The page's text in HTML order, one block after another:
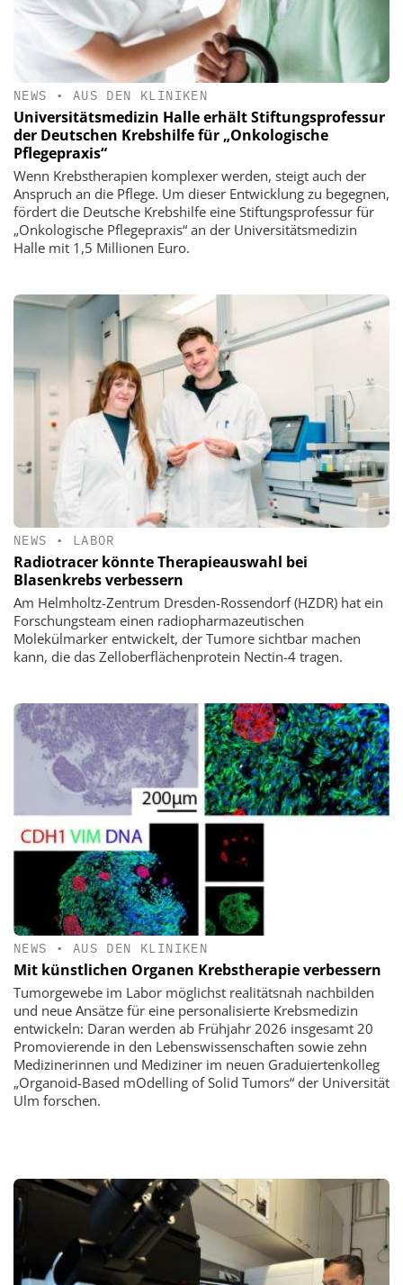
NEWS • AUS DEN KLINIKEN
Universitätsmedizin Halle erhält Stiftungsprofessur
der Deutschen Krebshilfe für „Onkologische
Pflegepraxis“
Wenn Krebstherapien komplexer werden, steigt auch der
Anspruch an die Pflege. Um dieser Entwicklung zu begegnen,
fördert die Deutsche Krebshilfe eine Stiftungsprofessur für
„Onkologische Pflegepraxis“ an der Universitätsmedizin
Halle mit 1,5 Millionen Euro.
NEWS • LABOR
Radiotracer könnte Therapieauswahl bei
Blasenkrebs verbessern
Am Helmholtz-Zentrum Dresden-Rossendorf (HZDR) hat ein
Forschungsteam einen radiopharmazeutischen
Molekülmarker entwickelt, der Tumore sichtbar machen
kann, die das Zelloberflächenprotein Nectin-4 tragen.
NEWS • AUS DEN KLINIKEN
Mit künstlichen Organen Krebstherapie verbessern
Tumorgewebe im Labor möglichst realitätsnah nachbilden
und neue Ansätze für eine personalisierte Krebsmedizin
entwickeln: Daran werden ab Frühjahr 2026 insgesamt 20
Promovierende in den Lebenswissenschaften sowie zehn
Medizinerinnen und Mediziner im neuen Graduiertenkolleg
„Organoid-Based mOdelling of Solid Tumors“ der Universität
Ulm forschen.